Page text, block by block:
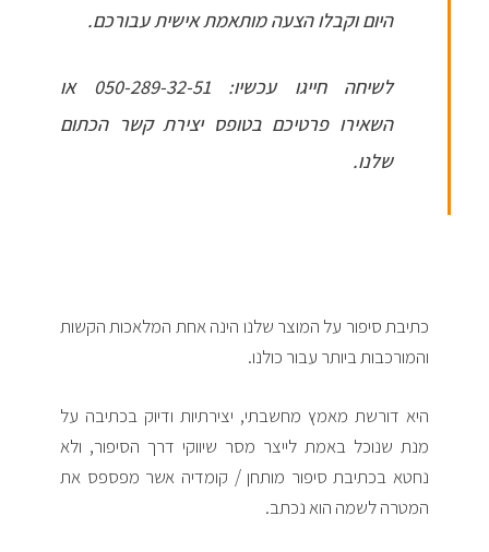
היום וקבלו הצעה מותאמת אישית עבורכם.
לשיחה חייגו עכשיו: 050-289-32-51 או
השאירו פרטיכם בטופס יצירת קשר הכתום
שלנו.
כתיבת סיפור על המוצר שלנו הינה אחת המלאכות הקשות
והמורכבות ביותר עבור כולנו.
היא דורשת מאמץ מחשבתי, יצירתיות ודיוק בכתיבה על
מנת שנוכל באמת לייצר מסר שיווקי דרך הסיפור, ולא
נחטא בכתיבת סיפור מותחן / קומדיה אשר מפספס את
המטרה לשמה הוא נכתב.